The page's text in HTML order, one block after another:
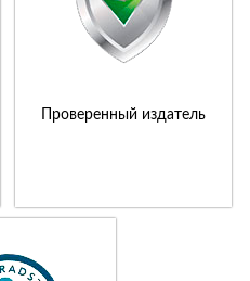
Проверенный издатель